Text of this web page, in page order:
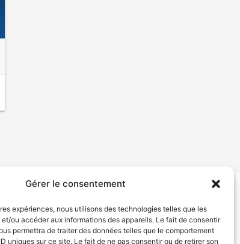
Gérer le consentement
expériences, nous utilisons des technologies telles que les
ou accéder aux informations des appareils. Le fait de consentir
permettra de traiter des données telles que le comportement
uniques sur ce site. Le fait de ne pas consentir ou de retirer son
Politique de confidentialité